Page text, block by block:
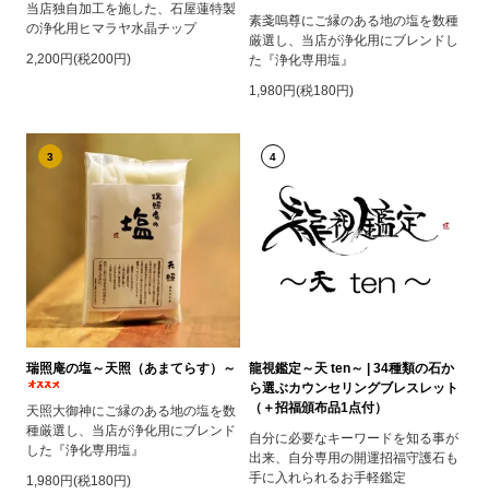
当店独自加工を施した、石屋蓮特製
の浄化用ヒマラヤ水晶チップ
2,200円(税200円)
素戔嗚尊にご縁のある地の塩を数種
厳選し、当店が浄化用にブレンドし
た『浄化専用塩』
1,980円(税180円)
3
瑞照庵の塩～天照（あまてらす）～
天照大御神にご縁のある地の塩を数
種厳選し、当店が浄化用にブレンド
した『浄化専用塩』
1,980円(税180円)
4
龍視鑑定～天 ten～ | 34種類の石か
ら選ぶカウンセリングブレスレット
（＋招福頒布品1点付）
自分に必要なキーワードを知る事が
出来、自分専用の開運招福守護石も
手に入れられるお手軽鑑定